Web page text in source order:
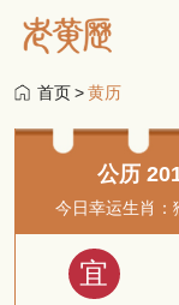
首页>黄历
公历
今日幸运生肖：
宜